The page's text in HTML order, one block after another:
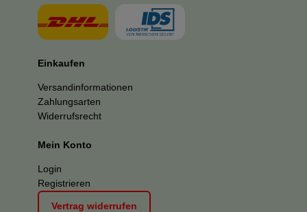
Einkaufen
Versandinformationen
Zahlungsarten
Widerrufsrecht
Mein Konto
Login
Registrieren
Vertrag widerrufen